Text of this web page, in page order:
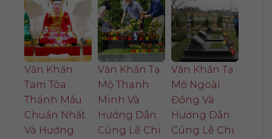
Văn Khấn
Tam Tòa
Thánh Mẫu
Chuẩn Nhất
Và Hướng
Văn Khấn Tạ
Mộ Thanh
Minh Và
Hướng Dẫn
Cúng Lễ Chi
Văn Khấn Tạ
Mộ Ngoài
Đồng Và
Hướng Dẫn
Cúng Lễ Chi